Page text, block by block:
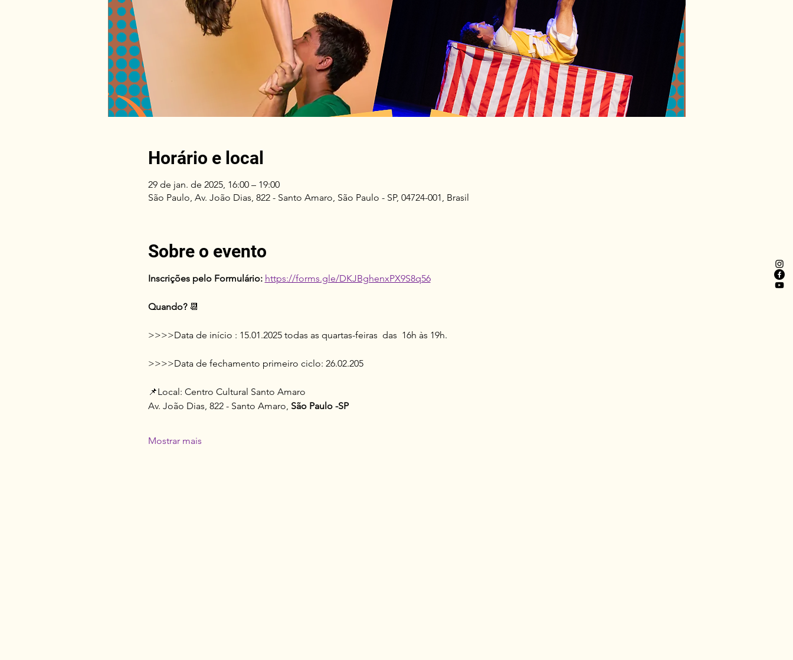
Horário e local
29 de jan. de 2025, 16:00 – 19:00
São Paulo, Av. João Dias, 822 - Santo Amaro, São Paulo - SP, 04724-001, Brasil
Sobre o evento
Inscrições pelo Formulário: https://forms.gle/DKJBghenxPX9S8q56
Quando? 📆
>>>>Data de início : 15.01.2025 todas as quartas-feiras  das  16h às 19h.
>>>>Data de fechamento primeiro ciclo: 26.02.205
📌Local: Centro Cultural Santo Amaro
Av. João Dias, 822 - Santo Amaro, São Paulo -SP
Mostrar mais